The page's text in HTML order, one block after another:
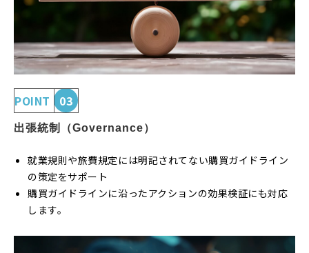
POINT 03
出張統制（Governance）
就業規則や旅費規定には明記されてない購買ガイドライン
の策定をサポート
購買ガイドラインに沿ったアクションの効果検証にも対応
します。